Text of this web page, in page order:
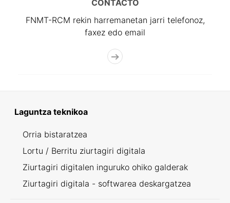
CONTACTO
FNMT-RCM rekin harremanetan jarri telefonoz,
faxez edo email
Laguntza teknikoa
Orria bistaratzea
Lortu / Berritu ziurtagiri digitala
Ziurtagiri digitalen inguruko ohiko galderak
Ziurtagiri digitala - softwarea deskargatzea